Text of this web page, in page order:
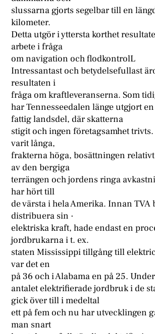
slussarna gjorts segelbar till en
kilometer.
Detta utgör i yttersta korthet
arbete i fråga
om navigation och flodkontrolL
Intressantast och betydelsefullast
resultaten i
fråga om kraftleveranserna. Som
har Tennesseedalen länge utgjort
fattig landsdel, där skatterna
stigit och ingen företagsamhet
varit långa,
frakterna höga, bosättningen
av den bergiga
terrängen och jordens ringa
har hört till
de värsta i hela Amerika. Innan TVA
distribuera sin ·
elektriska kraft, hade endast en
jordbrukarna i t. ex.
staten Mississippi tillgång till
var det en
på 36 och i Alabama en på 25.
antalet elektrifierade jordbruk i de
gick över till i medeltal
ett på fem och nu har utvecklingen
man snart